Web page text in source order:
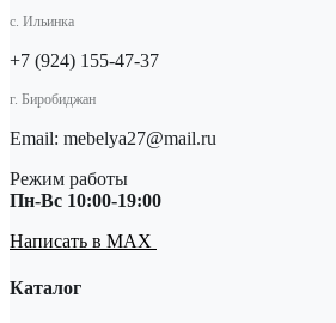
с. Ильинка
+7 (924) 155-47-37
г. Биробиджан
Email: mebelya27@mail.ru
Режим работы
Пн-Вс 10:00-19:00
Написать в MAX
Каталог